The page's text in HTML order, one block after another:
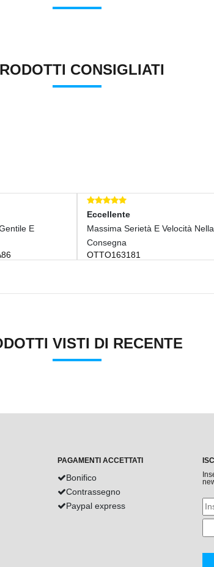
CONSIGLIATI
Massima Serietà E Velocità Nella
OTTO163181
VISTI DI RECENTE
PAGAMENTI ACCETTATI
Bonifico
Contrassegno
Paypal express